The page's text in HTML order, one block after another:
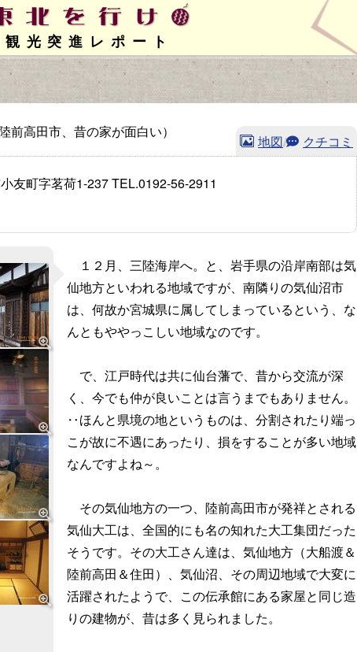
観光突進レポート
陸前高田市、昔の家が面白い）
地図/ クチコミ
友町字茗荷1-237TEL.0192-56-2911
１２月、三陸海岸へ。と、岩手県の沿岸南部は気
仙地方といわれる地域ですが、南隣りの気仙沼市
は、何故か宮城県に属してしまっているという、な
んともややっこしい地域なのです。
で、江戸時代は共に仙台藩で、昔から交流が深
く、今でも仲が良いことは言うまでもありません。
‥ほんと県境の地というものは、分割されたり端っ
こが故に不遇にあったり、損をすることが多い地域
なんですよね～。
その気仙地方の一つ、陸前高田市が発祥とされる
気仙大工は、全国的にも名の知れた大工集団だった
そうです。その大工さん達は、気仙地方（大船渡＆
陸前高田＆住田）、気仙沼、その周辺地域で大変に
活躍されたようで、この伝承館にある家屋と同じ造
りの建物が、昔は多く見られました。